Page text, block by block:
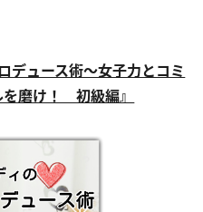
デュース術～女子力とコミ
磨け！ 初級編』